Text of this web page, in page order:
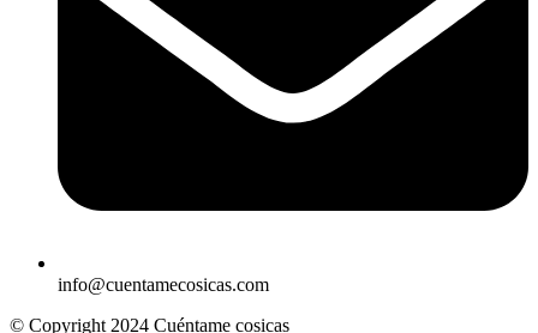
info@cuentamecosicas.com
© Copyright 2024 Cuéntame cosicas